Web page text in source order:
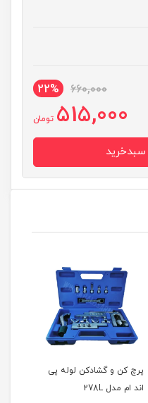
660,000
22%
515,000 تومان
پرچ کن و گشادکن لوله پی
اند ام مدل 278L